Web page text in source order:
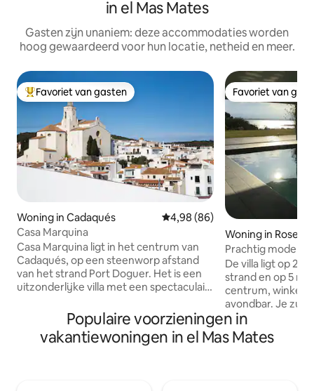
in el Mas Mates
Gasten zijn unaniem: deze accommodaties worden
hoog gewaardeerd voor hun locatie, netheid en meer.
Topfavoriet van gasten
Favoriet van gasten
Woning in Cadaqués Gemiddelde beoordeling van
4,98 (86)
Casa Marquina
Casa Marquina ligt in het centrum van
Cadaqués, op een steenworp afstand
van het strand Port Doguer. Het is een
uitzonderlijke villa met een spectaculair
binnenstad. Dit oude vissershuis,
volledig gerenoveerd door lokale
ambachtslieden en gastvrije
Favoriet van
Favoriet van
Woning in Roses
Prachtig modern
De villa ligt op 2
strand en op 5
centrum,
avondbar. Je zult
vanwege het
beddengoed)
zee, de rustige
Populaire voorzieningen in
vakantiewoningen in el Mas Mates